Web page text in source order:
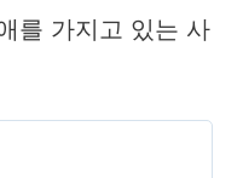
를 가지고 있는 사